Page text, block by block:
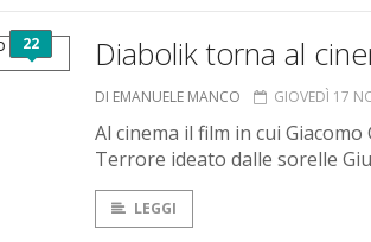
22 Diabolik torna al
DI EMANUELE MANCO GIOVEDÌ 17
Al cinema il film in cui
Terrore ideato dalle sorelle
LEGGI